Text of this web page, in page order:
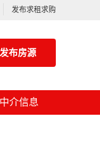
发布求租求购
布房源
中介信息